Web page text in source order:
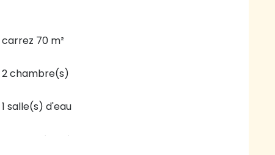
carrez 70 m²
2 chambre(s)
1 salle(s) d'eau
cuisine séparée